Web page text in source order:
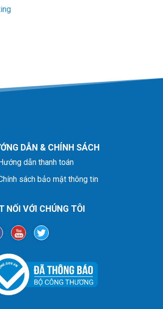
DẪN & CHÍNH SÁCH
Hướng dẫn thanh toán
sách bảo mật thông tin
NỐI VỚI CHÚNG TÔI